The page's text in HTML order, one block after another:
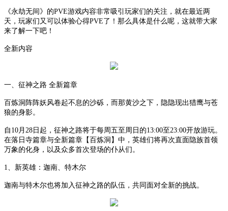
《永劫无间 》 的PVE游戏内容非常吸引玩家们的关注，就在最近两
天，玩家们又可以体验心得PVE了！那么具体是什么呢，这就带大家
来了解一下吧！
全新内容
一、征神之路 全新篇章
百炼洞阵阵妖风卷起不息的沙砾，而那黄沙之下，隐隐现出猎鹰与苍
狼的身影。
自 10月28日起，征神之路将于每周五至周日的13:00至23:00开放游玩。
在落日寺篇章与全新篇章【百炼洞】中，英雄们将再次直面隐族首领
万象的化身，以及众多首次登场的仆从们。
1、新英雄：迦南、特木尔
迦南与特木尔也将加入征神之路的队伍，共同面对全新的挑战。